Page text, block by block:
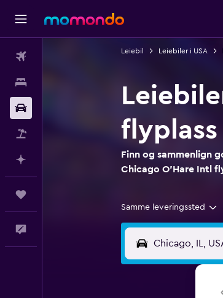
Leiebil Leiebiler i USA
flyplass
Finn og sammenlign
Chicago O'Hare Intl
Samme leveringssted